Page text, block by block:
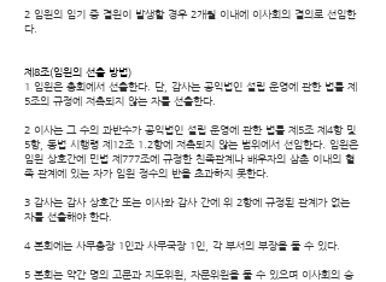
2 임원의 임기 중 결원이 발생할 경우 2개월 이내에 이사회의 결의로 선임한
다.
제8조(임원의 선출 방법)
1 임원은 총회에서 선출한다. 단, 감사는 공익법인 설립 운영에 관한 법률 제
5조의 규정에 저촉되지 않는 자를 선출한다.
2 이사는 그 수의 과반수가 공익법인 설립 운영에 관한 법률 제5조 제4항 및
5항, 동법 시행령 제12조 1.2항에 저촉되지 않는 범위에서 선임한다. 임원은
임원 상호간에 민법 제777조에 규정한 친족관계나 배우자의 삼촌 이내의 혈
족 관계에 있는 자가 임원 정수의 반을 초과하지 못한다.
3 감사는 감사 상호간 또는 이사와 감사 간에 위 2항에 규정된 관계가 없는
자를 선출해야 한다.
4 본회에는 사무총장 1인과 사무국장 1인, 각 부서의 부장을 둘 수 있다.
5 본회는 약간 명의 고문과 지도위원, 자문위원을 둘 수 있으며 이사회의 승